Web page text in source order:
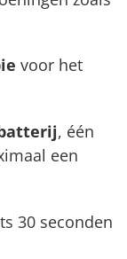
voor het
, één
een
30 seconden